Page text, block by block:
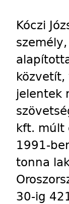
Kóczi
közvetít,
jelentek
kft. múlt
1991-
tonna
30-ig